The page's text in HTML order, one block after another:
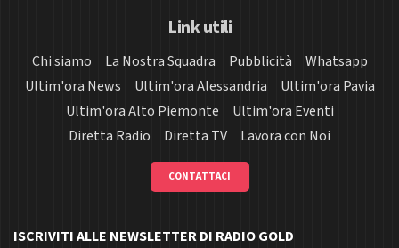
Link utili
Chi siamo La Nostra Squadra Pubblicità
Whatsapp
Ultim'ora News
Ultim'ora Alessandria
Ultim'ora Pavia
Ultim'ora Alto Piemonte
Ultim'ora Eventi
Diretta Radio
Diretta TV Lavora con Noi
CONTATTACI
ISCRIVITI ALLE NEWSLETTER DI RADIO GOLD